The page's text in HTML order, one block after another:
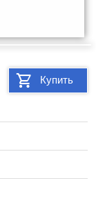
Купить